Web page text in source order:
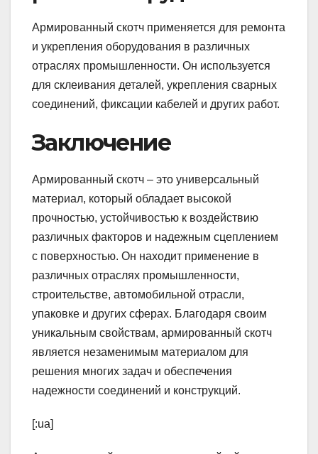
Армированный скотч применяется для ремонта
и укрепления оборудования в различных
отраслях промышленности. Он используется
для склеивания деталей, укрепления сварных
соединений, фиксации кабелей и других работ.
Заключение
Армированный скотч – это универсальный
материал, который обладает высокой
прочностью, устойчивостью к воздействию
различных факторов и надежным сцеплением
с поверхностью. Он находит применение в
различных отраслях промышленности,
строительстве, автомобильной отрасли,
упаковке и других сферах. Благодаря своим
уникальным свойствам, армированный скотч
является незаменимым материалом для
решения многих задач и обеспечения
надежности соединений и конструкций.
[:ua]